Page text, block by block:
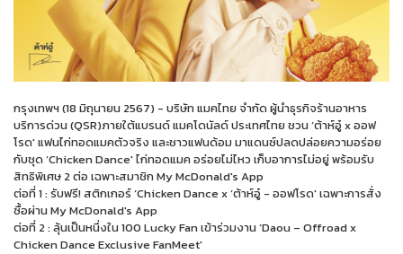
กรุงเทพฯ (18 มิถุนายน 2567) - บริษัท แมคไทย จำกัด ผู้นำธุรกิจร้านอาหาร
บริการด่วน (QSR)ภายใต้แบรนด์ แมคโดนัลด์ ประเทศไทย ชวน ‘ต้าห์อู๋ x ออฟ
โรด' แฟนไก่ทอดแมคตัวจริง และชาวแฟนด้อม มาแดนซ์ปลดปล่อยความอร่อย
กับชุด ‘Chicken Dance' ไก่ทอดแมค อร่อยไม่ไหว เก็บอาการไม่อยู่ พร้อมรับ
สิทธิพิเศษ 2 ต่อ เฉพาะสมาชิก My McDonald's App
ต่อที่ 1 : รับฟรี! สติกเกอร์ ‘Chicken Dance x ‘ต้าห์อู๋ - ออฟโรด' เฉพาะการสั่ง
ซื้อผ่าน My McDonald's App
ต่อที่ 2 : ลุ้นเป็นหนึ่งใน 100 Lucky Fan เข้าร่วมงาน ‘Daou – Offroad x
Chicken Dance Exclusive FanMeet'